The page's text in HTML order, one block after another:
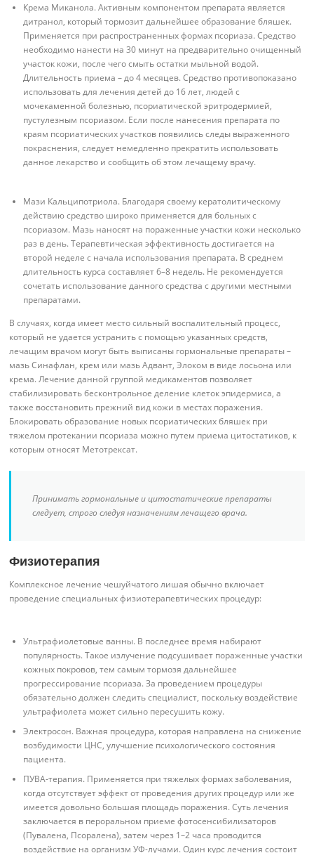
Крема Миканола. Активным компонентом препарата является
дитранол, который тормозит дальнейшее образование бляшек.
Применяется при распространенных формах псориаза. Средство
необходимо нанести на 30 минут на предварительно очищенный
участок кожи, после чего смыть остатки мыльной водой.
Длительность приема – до 4 месяцев. Средство противопоказано
использовать для лечения детей до 16 лет, людей с
мочекаменной болезнью, псориатической эритродермией,
пустулезным псориазом. Если после нанесения препарата по
краям псориатических участков появились следы выраженного
покраснения, следует немедленно прекратить использовать
данное лекарство и сообщить об этом лечащему врачу.
Мази Кальципотриола. Благодаря своему кератолитическому
действию средство широко применяется для больных с
псориазом. Мазь наносят на пораженные участки кожи несколько
раз в день. Терапевтическая эффективность достигается на
второй неделе с начала использования препарата. В среднем
длительность курса составляет 6–8 недель. Не рекомендуется
сочетать использование данного средства с другими местными
препаратами.
В случаях, когда имеет место сильный воспалительный процесс,
который не удается устранить с помощью указанных средств,
лечащим врачом могут быть выписаны гормональные препараты –
мазь Синафлан, крем или мазь Адвант, Элоком в виде лосьона или
крема. Лечение данной группой медикаментов позволяет
стабилизировать бесконтрольное деление клеток эпидермиса, а
также восстановить прежний вид кожи в местах поражения.
Блокировать образование новых псориатических бляшек при
тяжелом протекании псориаза можно путем приема цитостатиков, к
которым относят Метотрексат.
Принимать гормональные и цитостатические препараты
следует, строго следуя назначениям лечащего врача.
Физиотерапия
Комплексное лечение чешуйчатого лишая обычно включает
проведение специальных физиотерапевтических процедур:
Ультрафиолетовые ванны. В последнее время набирают
популярность. Такое излучение подсушивает пораженные участки
кожных покровов, тем самым тормозя дальнейшее
прогрессирование псориаза. За проведением процедуры
обязательно должен следить специалист, поскольку воздействие
ультрафиолета может сильно пересушить кожу.
Электросон. Важная процедура, которая направлена на снижение
возбудимости ЦНС, улучшение психологического состояния
пациента.
ПУВА-терапия. Применяется при тяжелых формах заболевания,
когда отсутствует эффект от проведения других процедур или же
имеется довольно большая площадь поражения. Суть лечения
заключается в пероральном приеме фотосенсибилизаторов
(Пувалена, Псоралена), затем через 1–2 часа проводится
воздействие на организм УФ-лучами. Один курс лечения состоит